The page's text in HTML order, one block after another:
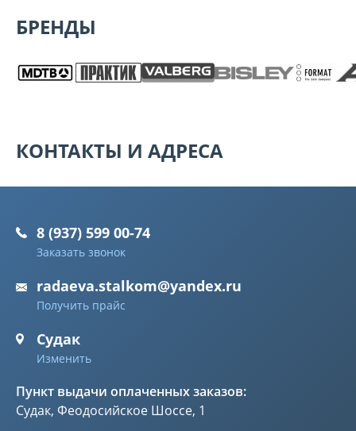
БРЕНДЫ
КОНТАКТЫ И АДРЕСА
8 (937) 599 00-74
Заказать звонок
radaeva.stalkom@yandex.ru
Получить прайс
Судак
Изменить
Пункт выдачи оплаченных заказов:
Судак, Феодосийское Шоссе, 1